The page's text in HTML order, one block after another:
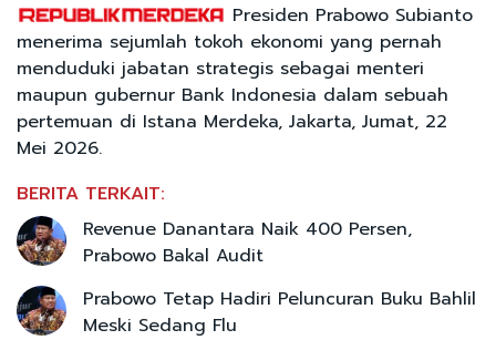
Presiden Prabowo Subianto
menerima sejumlah tokoh ekonomi yang pernah
menduduki jabatan strategis sebagai menteri
maupun gubernur Bank Indonesia dalam sebuah
pertemuan di Istana Merdeka, Jakarta, Jumat, 22
Mei 2026.
BERITA TERKAIT:
Revenue Danantara Naik 400 Persen,
Prabowo Bakal Audit
Prabowo Tetap Hadiri Peluncuran Buku Bahlil
Meski Sedang Flu